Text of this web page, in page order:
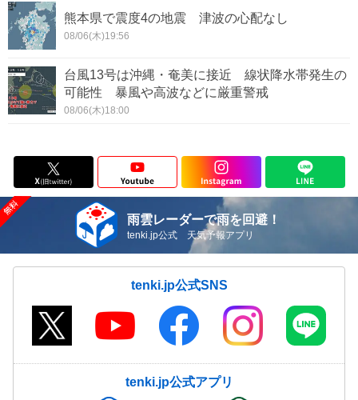
熊本県で震度4の地震 津波の心配なし
08/06(木)19:56
台風13号は沖縄・奄美に接近 線状降水帯発生の
可能性 暴風や高波などに厳重警戒
08/06(木)18:00
雨雲レーダーで雨を回避！
tenki.jp公式 天気予報アプリ
tenki.jp公式SNS
tenki.jp公式アプリ